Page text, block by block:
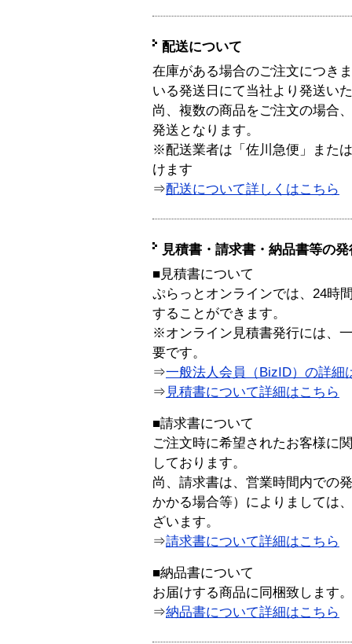
配送について
在庫がある場合のご注文につき
いる発送日にて当社より発送い
尚、複数の商品をご注文の場合
発送となります。
※配送業者は「佐川急便」また
けます
⇒配送について詳しくはこちら
見積書・請求書・納品書等の
■見積書について
ぷらっとオンラインでは、24時
することができます。
※オンライン見積書発行には、
要です。
⇒一般法人会員（BizID）の詳細
⇒ 見積書について詳細はこちら
■請求書について
ご注文時に希望されたお客様に
しております。
尚、請求書は、営業時間内での
かかる場合等）によりましては
ざいます。
⇒請求書について詳細はこちら
■納品書について
お届けする商品に同梱致します。
⇒納品書について詳細はこちら